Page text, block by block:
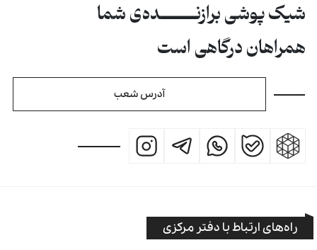
شیک پوشی برازنــــــــــده‌ی شما
همراهان درگاهی است
آدرس شعب
راه‌های ارتباط با دفتر مرکزی